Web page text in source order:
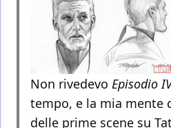
Non rivedevo Episodio
tempo, e la mia mente
delle prime scene su